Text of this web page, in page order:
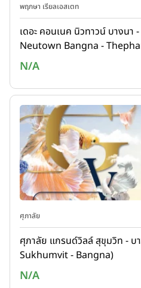
พฤกษา เรียลเอสเตท
เดอะ คอนเนค นิวทาวน์ บางน
Neutown Bangna -
N/A
ศุภาลัย
ศุภาลัย แกรนด์วิลล์ สุขุมวิท -
Sukhumvit - Bangna)
N/A